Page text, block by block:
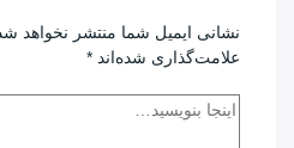
نشانی ایمیل شما منتشر نخواهد
علامت‌گذاری شده‌اند *
اینجا